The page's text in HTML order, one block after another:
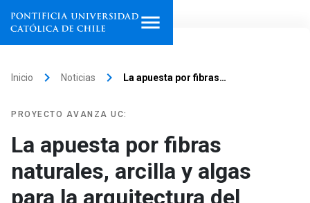
institutos
Investigación
Inicio keyboard_arrow_right Noticias keyboard_arrow_right La apuesta por fibras…
PROYECTO AVANZA UC:
La apuesta por fibras
naturales, arcilla y algas
para la arquitectura del